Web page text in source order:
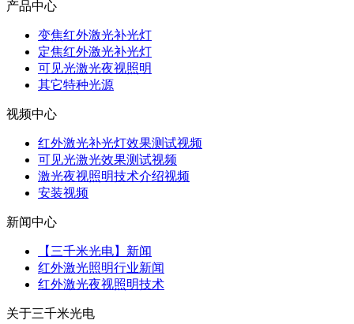
产品中心
变焦红外激光补光灯
定焦红外激光补光灯
可见光激光夜视照明
其它特种光源
视频中心
红外激光补光灯效果测试视频
可见光激光效果测试视频
激光夜视照明技术介绍视频
安装视频
新闻中心
【三千米光电】新闻
红外激光照明行业新闻
红外激光夜视照明技术
关于三千米光电